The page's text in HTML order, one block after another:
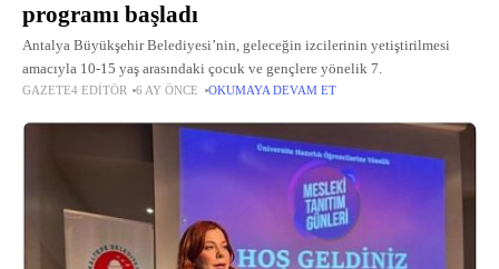
programı başladı
Antalya Büyükşehir Belediyesi’nin, geleceğin izcilerinin yetiştirilmesi
amacıyla 10-15 yaş arasındaki çocuk ve gençlere yönelik 7.
GAZETE4 EDITÖR 6 AY ÖNCE OKUMAYA DEVAM ET